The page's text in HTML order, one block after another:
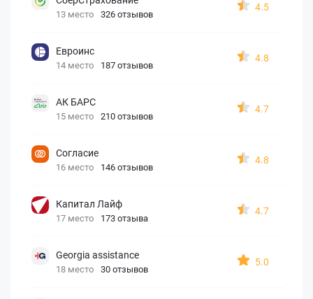
13 место 326 отзывов
4.5
Евроинс
14 место 187 отзывов
4.8
АК БАРС
15 место 210 отзывов
4.7
Согласие
16 место 146 отзывов
4.8
Капитал Лайф
17 место 173 отзыва
4.7
Georgia assistance
18 место 30 отзывов
5.0